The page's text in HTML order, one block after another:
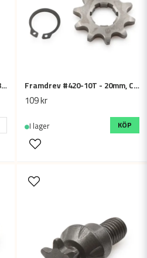
Elcykel Orion Slim City, 36V 13Ah - Vit Framdrev #420-10T - 20mm, Cross / Dirtbike / ATV (inkl. låsclips)
109 kr
I lager KÖP
Skicka fråga